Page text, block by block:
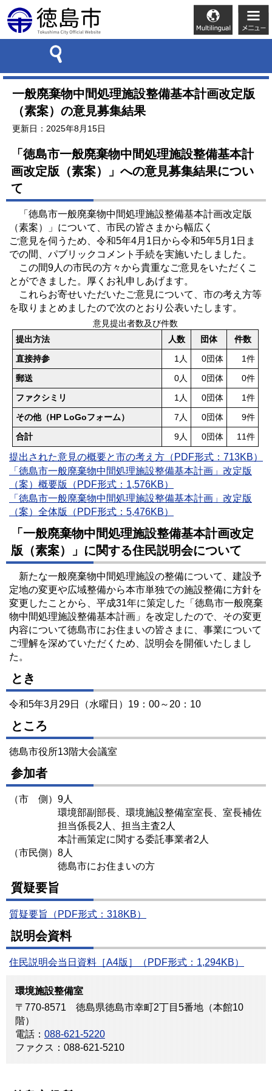
一般廃棄物中間処理施設整備基本計画改定版
（素案）の意見募集結果
更新日：2025年8月15日
「徳島市一般廃棄物中間処理施設整備基本計
画改定版（素案）」への意見募集結果につい
て
「徳島市一般廃棄物中間処理施設整備基本計画改定版
（素案）」について、市民の皆さまから幅広く
ご意見を伺うため、令和5年4月1日から令和5年5月1日ま
での間、パブリックコメント手続を実施いたしました。
この間9人の市民の方々から貴重なご意見をいただくこ
とができました。厚くお礼申しあげます。
これらお寄せいただいたご意見について、市の考え方等
を取りまとめましたので次のとおり公表いたします。
意見提出者数及び件数
提出方法
人数 団体 件数
直接持参 1人 0団体 1件
郵送 0人 0団体 0件
ファクシミリ 1人 0団体 1件
その他（HP LoGoフォーム） 7人 0団体 9件
合計 9人 0団体 11件
提出された意見の概要と市の考え方（PDF形式：713KB）
「徳島市一般廃棄物中間処理施設整備基本計画」改定版
（案）概要版（PDF形式：1,576KB）
「徳島市一般廃棄物中間処理施設整備基本計画」改定版
（案）全体版（PDF形式：5,476KB）
「一般廃棄物中間処理施設整備基本計画改定
版（素案）」に関する住民説明会について
新たな一般廃棄物中間処理施設の整備について、建設予
定地の変更や広域整備から本市単独での施設整備に方針を
変更したことから、平成31年に策定した「徳島市一般廃棄
物中間処理施設整備基本計画」を改定したので、その変更
内容について徳島市にお住まいの皆さまに、事業について
ご理解を深めていただくため、説明会を開催いたしまし
た。
とき
令和5年3月29日（水曜日）19：00～20：10
ところ
徳島市役所13階大会議室
参加者
（市 側）9人
環境部副部長、環境施設整備室室長、室長補佐
担当係長2人、担当主査2人
本計画策定に関する委託事業者2人
（市民側）8人
徳島市にお住まいの方
質疑要旨
質疑要旨（PDF形式：318KB）
説明会資料
住民説明会当日資料［A4版］（PDF形式：1,294KB）
環境施設整備室
〒770-8571 徳島県徳島市幸町2丁目5番地（本館10
階）
電話： 088-621-5220
ファクス：088-621-5210